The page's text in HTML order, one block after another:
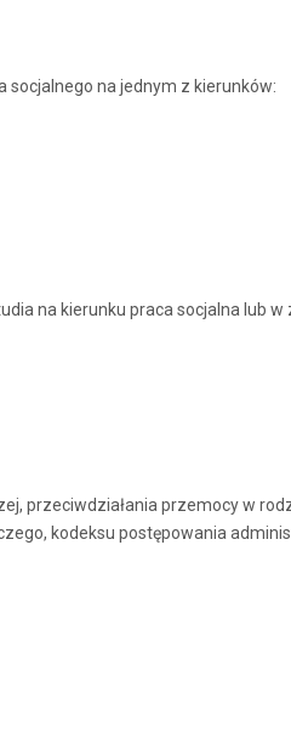
socjalnego na jednym z kierunków:
na kierunku praca socjalna lub
przeciwdziałania przemocy w
kodeksu postępowania